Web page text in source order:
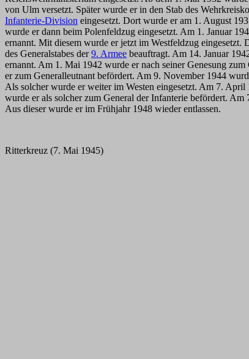
von Ulm versetzt. Später wurde er in den Stab des
Infanterie-Division eingesetzt. Dort wurde er am 1. August
wurde er dann beim Polenfeldzug eingesetzt. Am 1. Januar
ernannt. Mit diesem wurde er jetzt im Westfeldzug
des Generalstabes der9. Armee beauftragt. Am 14. Januar
ernannt. Am 1. Mai 1942 wurde er nach seiner Genesung zum
er zum Generalleutnant befördert. Am 9. November 1944
Als solcher wurde er weiter im Westen eingesetzt. Am 7.
wurde er als solcher zum General der Infanterie befördert.
Aus dieser wurde er im Frühjahr 1948 wieder entlassen.
Ritterkreuz (7. Mai 1945)